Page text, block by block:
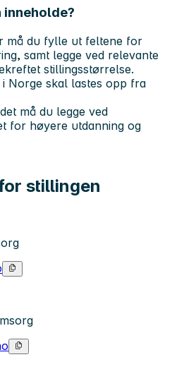
må du fylle ut feltene for
samt legge ved relevante
stillingsstørrelse.
Norge skal lastes opp fra
må du legge ved
for høyere utdanning og
stillingen